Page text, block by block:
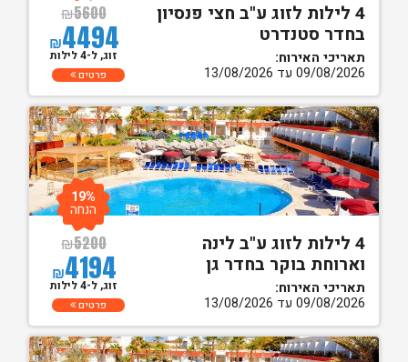
4 לילות לזוג ע"ב חצי פנסיון
בחדר סטנדרט
תאריכי האירוח:
09/08/2026 עד 13/08/2026
₪5600
₪4494
זוג, ל-4 לילות
פרטים
4 לילות לזוג ע"ב לינה
וארוחת בוקר בחדר גן
תאריכי האירוח:
09/08/2026 עד 13/08/2026
₪5200
₪4194
19%
הנחה
זוג, ל-4 לילות
פרטים